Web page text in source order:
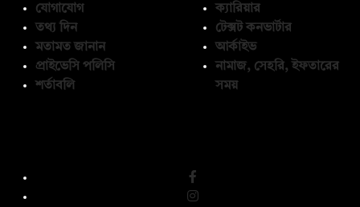
যোগাযোগ
তথ্য দিন
মতামত জানান
প্রাইভেসি পলিসি
শর্তাবলি
ক্যারিয়ার
টেক্সট কনভার্টার
আর্কাইভ
নামাজ, সেহরি, ইফতারের
সময়